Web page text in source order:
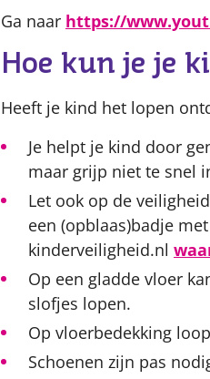
Ga naar https://
Hoe kun je je
Heeft je kind het lopen
Je helpt je kind door
maar grijp niet te snel
Let ook op de
een (opblaas)badje
kinderveiligheid.nl
Op een gladde vloer
slofjes lopen.
Op vloerbedekking
Schoenen zijn pas